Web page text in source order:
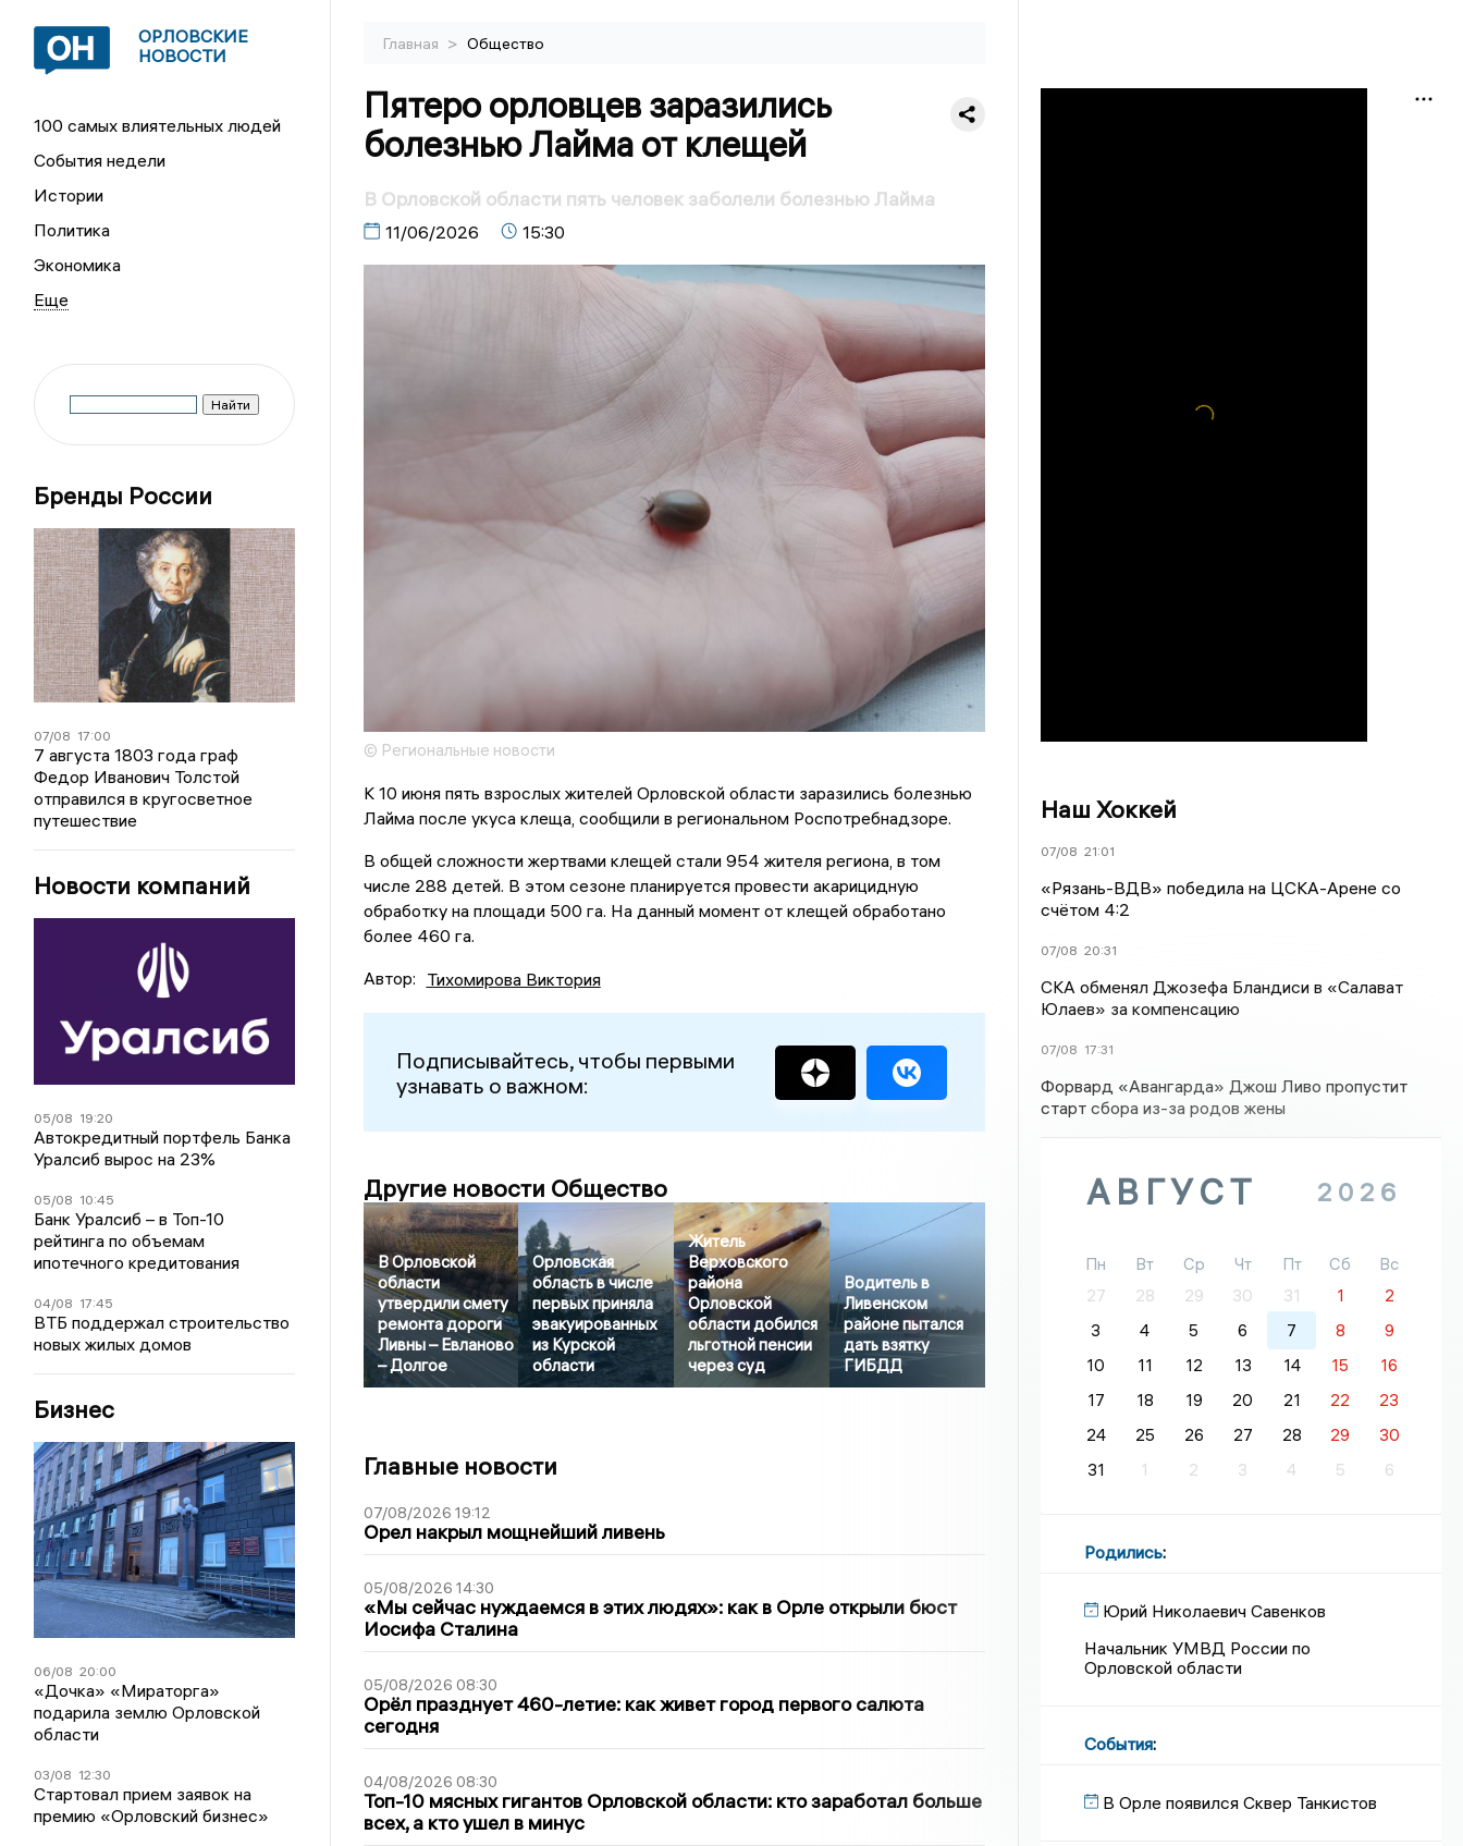
ОРЛОВСКИЕ
НОВОСТИ
100 самых влиятельных людей
События недели
Истории
Политика
Экономика
Бренды России
07/08 17:00
7 августа 1803 года граф
Федор Иванович Толстой
отправился в кругосветное
путешествие
Новости компаний
05/08 19:20
Автокредитный портфель Банка
Уралсиб вырос на 23%
05/08 10:45
Банк Уралсиб – в Топ-10
рейтинга по объемам
ипотечного кредитования
04/08 17:45
ВТБ поддержал строительство
новых жилых домов
Бизнес
06/08 20:00
«Дочка» «Мираторга»
подарила землю Орловской
области
03/08 12:30
Стартовал прием заявок на
премию «Орловский бизнес»
Главная > Общество
Пятеро орловцев заразились
болезнью Лайма от клещей
В Орловской области пять человек заболели болезнью Лайма
11/06/2026 15:30
© Региональные новости
К 10 июня пять взрослых жителей Орловской области заразились болезнью
Лайма после укуса клеща, сообщили в региональном Роспотребнадзоре.
В общей сложности жертвами клещей стали 954 жителя региона, в том
числе 288 детей. В этом сезоне планируется провести акарицидную
обработку на площади 500 га. На данный момент от клещей обработано
более 460 га.
Автор: Тихомирова Виктория
Подписывайтесь, чтобы первыми
узнавать о важном:
Другие новости Общество
В Орловской
области
утвердили смету
ремонта дороги
Ливны – Евланово
– Долгое
Орловская
область в числе
первых приняла
эвакуированных
из Курской
области
Житель
Верховского
района
Орловской
области добился
льготной пенсии
через суд
Водитель в
Ливенском
районе пытался
дать взятку
ГИБДД
Главные новости
07/08/2026 19:12
Орел накрыл мощнейший ливень
05/08/2026 14:30
«Мы сейчас нуждаемся в этих людях»: как в Орле открыли бюст
Иосифа Сталина
05/08/2026 08:30
Орёл празднует 460-летие: как живет город первого салюта
сегодня
04/08/2026 08:30
Топ-10 мясных гигантов Орловской области: кто заработал больше
всех, а кто ушел в минус
Наш Хоккей
07/08 21:01
«Рязань-ВДВ» победила на ЦСКА-Арене со
счётом 4:2
07/08 20:31
СКА обменял Джозефа Бландиси в «Салават
Юлаев» за компенсацию
07/08 17:31
Форвард «Авангарда» Джош Ливо пропустит
старт сбора из-за родов жены
АВГУСТ 2026
Пн Вт Ср Чт Пт Сб
Вс
27
28 29 30 31 1
2
3
4 5 6 7 8
9
10
11 12 13 14 15
16
17
18 19 20 21 22
23
24
25 26 27 28 29
30
31
1 2 3 4 5 6
Родились:
Юрий Николаевич Савенков
Начальник УМВД России по
Орловской области
События:
В Орле появился Сквер Танкистов